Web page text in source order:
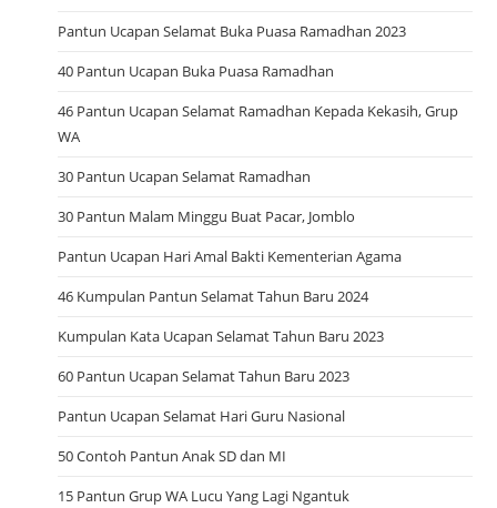
Pantun Ucapan Selamat Buka Puasa Ramadhan 2023
40 Pantun Ucapan Buka Puasa Ramadhan
46 Pantun Ucapan Selamat Ramadhan Kepada Kekasih, Grup
WA
30 Pantun Ucapan Selamat Ramadhan
30 Pantun Malam Minggu Buat Pacar, Jomblo
Pantun Ucapan Hari Amal Bakti Kementerian Agama
46 Kumpulan Pantun Selamat Tahun Baru 2024
Kumpulan Kata Ucapan Selamat Tahun Baru 2023
60 Pantun Ucapan Selamat Tahun Baru 2023
Pantun Ucapan Selamat Hari Guru Nasional
50 Contoh Pantun Anak SD dan MI
15 Pantun Grup WA Lucu Yang Lagi Ngantuk